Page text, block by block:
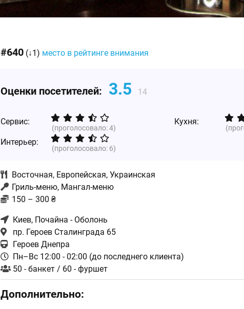
#640 (↓1) место в рейтинге внимания
Оценки посетителей: 3.5 14
Сервис:
(проголосовало:4)
Кухня:
Интерьер:
(проголосовало: 6)
Восточная, Европейская,Украинская
Гриль-меню, Мангал-меню
150 – 300 ₴
Киев, Почайна - Оболонь
пр. Героев Сталинграда 65
Героев Днепра
Пн–Вс 12:00 - 02:00 (до последнего клиента)
50 - банкет / 60 - фуршет
Дополнительно: